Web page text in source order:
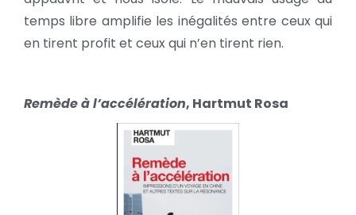
temps libre amplifie les inégalités entre ceux qui
en tirent profit et ceux qui n’en tirent rien.
Remède à l’accélération, Hartmut Rosa